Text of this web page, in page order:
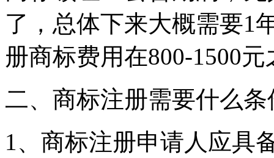
了，总体下来大概需要1
册商标费用在800-1500元
二、商标注册需要什么条
1、商标注册申请人应具